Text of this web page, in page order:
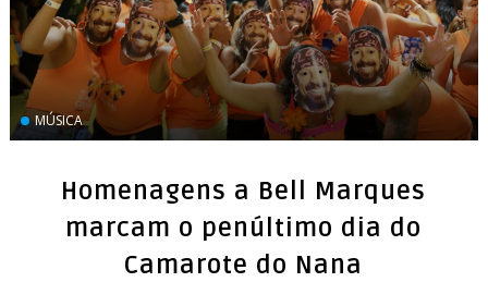
MÚSICA
Homenagens a Bell Marques
marcam o penúltimo dia do
Camarote do Nana